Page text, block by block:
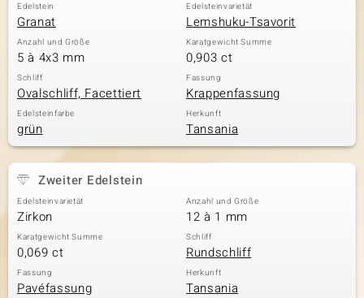
Edelstein
Granat
Edelsteinvarietät
Lemshuku-Tsavorit
Anzahl und Größe
5 à 4x3 mm
Karatgewicht Summe
0,903 ct
Schliff
Ovalschliff, Facettiert
Fassung
Krappenfassung
Edelsteinfarbe
grün
Herkunft
Tansania
Zweiter Edelstein
Edelsteinvarietät
Zirkon
Anzahl und Größe
12 à 1 mm
Karatgewicht Summe
0,069 ct
Schliff
Rundschliff
Fassung
Pavéfassung
Herkunft
Tansania